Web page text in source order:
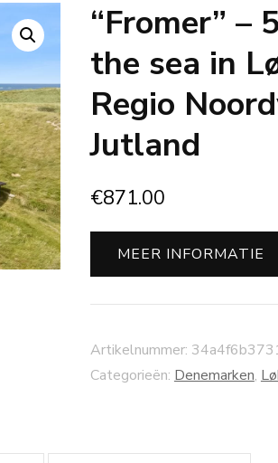
“Fromer” –
the sea in
Regio
Jutland
€871.00
MEER INFORMATIE
Artikelnummer:
Categorieën: Denemarken,